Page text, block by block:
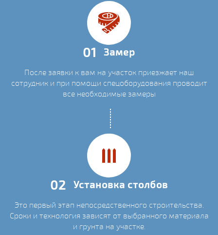
01 Замер
После заявки к вам на участок приезжает наш
сотрудник и при помощи спецоборудования проводит
все необходимые замеры
02 Установка столбов
Это первый этап непосредственного строительства.
Сроки и технология зависят от выбранного материала
и грунта на участке.